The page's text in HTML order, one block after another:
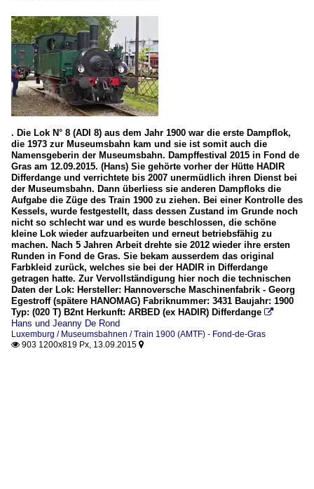
. Die Lok N° 8 (ADI 8) aus dem Jahr 1900 war die erste Dampflok,
die 1973 zur Museumsbahn kam und sie ist somit auch die
Namensgeberin der Museumsbahn. Dampffestival 2015 in Fond de
Gras am 12.09.2015. (Hans) Sie gehörte vorher der Hütte HADIR
Differdange und verrichtete bis 2007 unermüdlich ihren Dienst bei
der Museumsbahn. Dann überliess sie anderen Dampfloks die
Aufgabe die Züge des Train 1900 zu ziehen. Bei einer Kontrolle des
Kessels, wurde festgestellt, dass dessen Zustand im Grunde noch
nicht so schlecht war und es wurde beschlossen, die schöne
kleine Lok wieder aufzuarbeiten und erneut betriebsfähig zu
machen. Nach 5 Jahren Arbeit drehte sie 2012 wieder ihre ersten
Runden in Fond de Gras. Sie bekam ausserdem das original
Farbkleid zurück, welches sie bei der HADIR in Differdange
getragen hatte. Zur Vervollständigung hier noch die technischen
Daten der Lok: Hersteller: Hannoversche Maschinenfabrik - Georg
Egestroff (spätere HANOMAG) Fabriknummer: 3431 Baujahr: 1900
Typ: (020 T) B2nt Herkunft: ARBED (ex HADIR) Differdange 
Hans und Jeanny De Rond
Luxemburg / Museumsbahnen / Train 1900 (AMTF) - Fond-de-Gras
 903 1200x819 Px, 13.09.2015 